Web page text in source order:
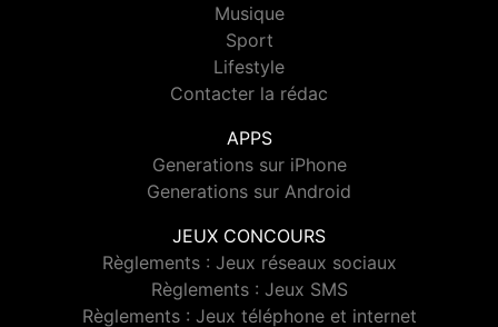
Musique
Sport
Lifestyle
Contacter la rédac
APPS
Generations sur iPhone
Generations sur Android
JEUX CONCOURS
Règlements : Jeux réseaux sociaux
Règlements : Jeux SMS
Règlements : Jeux téléphone et internet